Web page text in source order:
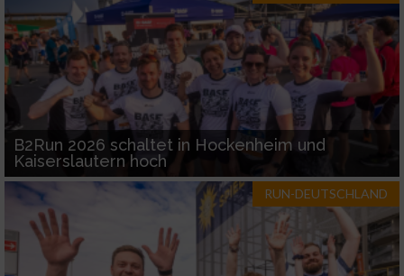
B2Run 2026 schaltet in Hockenheim und
Kaiserslautern hoch
RUN-DEUTSCHLAND